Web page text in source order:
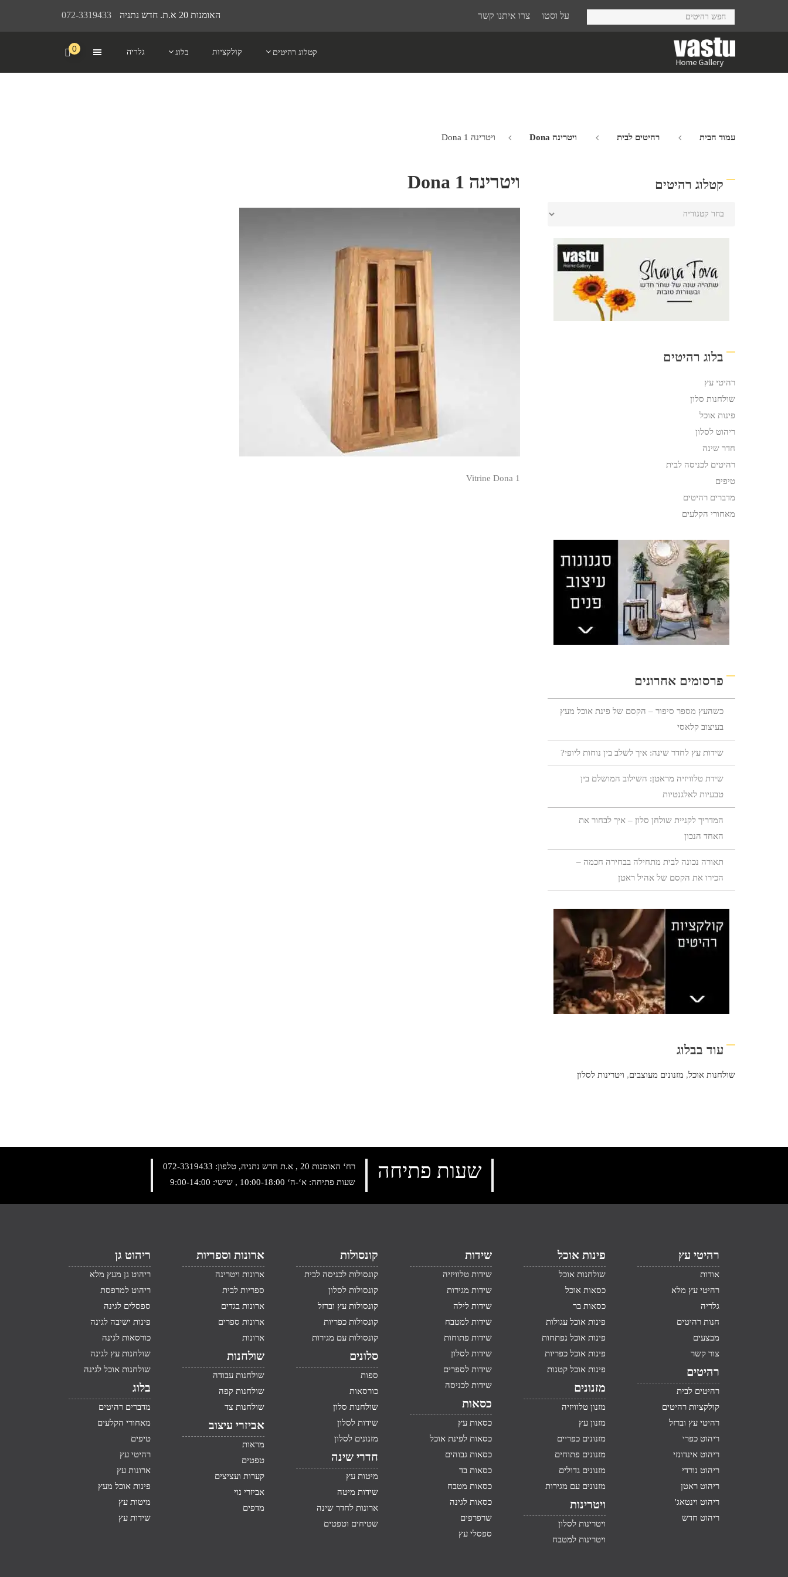
072-3319433 האומנות 20 א.ת. חדש נתניה על וסטו צרו איתנו קשר
קטלוג רהיטים קולקציות בלוג גלריה 0
עמוד הבית רהיטים לבית ויטרינה Dona ויטרינה Dona 1
ויטרינה Dona 1
Vitrine Dona 1
קטלוג רהיטים
בלוג רהיטים
רהיטי עץ
שולחנות סלון
פינות אוכל
ריהוט לסלון
חדר שינה
רהיטים לכניסה לבית
טיפים
מדברים רהיטים
מאחורי הקלעים
פרסומים אחרונים
כשהעץ מספר סיפור – הקסם של פינת אוכל מעץ
בעיצוב קלאסי
שידות עץ לחדר שינה: איך לשלב בין נוחות ליופי?
שידת טלוויזיה מראטן: השילוב המושלם בין
טבעיות לאלגנטיות
המדריך לקניית שולחן סלון – איך לבחור את
האחד הנכון
תאורה נכונה לבית מתחילה בבחירה חכמה –
הכירו את הקסם של אהיל ראטן
עוד בבלוג
שולחנות אוכל, מזנונים מעוצבים, ויטרינות לסלון
רח‘ האומנות 20 , א.ת חדש נתניה, טלפון:
072-3319433
שעות פתיחה: א‘-ה‘ 10:00-18:00 , שישי: 9:00-14:00
שעות פתיחה
רהיטי עץ
אודות
רהיטי עץ מלא
גלריה
חנות רהיטים
מבצעים
צור קשר
רהיטים
רהיטים לבית
קולקציות רהיטים
רהיטי עץ וברזל
ריהוט כפרי
ריהוט אינדונזי
ריהוט נורדי
ריהוט ראטן
ריהוט וינטאג'
ריהוט חדש
פינות אוכל
שולחנות אוכל
כסאות אוכל
כסאות בר
פינות אוכל עגולות
פינות אוכל נפתחות
פינות אוכל כפריות
פינות אוכל קטנות
מזנונים
מזנון טלוויזיה
מזנון עץ
מזנונים כפריים
מזנונים פתוחים
מזנונים גדולים
מזנונים עם מגירות
ויטרינות
ויטרינות לסלון
ויטרינות למטבח
שידות
שידות טלוויזיה
שידות מגירות
שידות לילה
שידות למטבח
שידות פתוחות
שידות לסלון
שידות לספרים
שידות לכניסה
כסאות
כסאות עץ
כסאות לפינת אוכל
כסאות גבוהים
כסאות בד
כסאות מטבח
כסאות לגינה
שרפרפים
ספסלי עץ
קונסולות
קונסולות לכניסה לבית
קונסולות לסלון
קונסולות עץ וברזל
קונסולות כפריות
קונסולות עם מגירות
סלונים
ספות
כורסאות
שולחנות סלון
שידות לסלון
מזנונים לסלון
חדרי שינה
מיטות עץ
שידות מיטה
ארונות לחדר שינה
שטיחים וטפטים
ארונות וספריות
ארונות ויטרינה
ספריות לבית
ארונות בגדים
ארונות ספרים
ארונות
שולחנות
שולחנות עבודה
שולחנות קפה
שולחנות צד
אביזרי עיצוב
מראות
טפטים
קערות ועציצים
אביזרי נוי
מדפים
ריהוט גן
ריהוט גן מעץ מלא
ריהוט למרפסת
ספסלים לגינה
פינות ישיבה לגינה
כורסאות לגינה
שולחנות עץ לגינה
שולחנות אוכל לגינה
בלוג
מדברים רהיטים
מאחורי הקלעים
טיפים
רהיטי עץ
ארונות עץ
פינות אוכל מעץ
מיטות עץ
שידות עץ